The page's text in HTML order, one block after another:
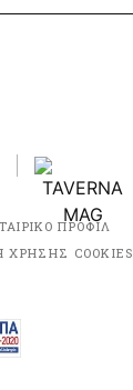
ΠΡΟΦΙΛ
ΧΡΗΣΗΣ COOKIES